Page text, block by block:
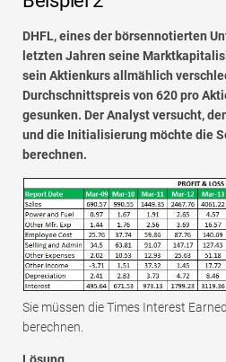
DHFL, eines der börsennotierten
letzten Jahren seine
sein Aktienkurs allmählich
Durchschnittspreis von 620 pro
gesunken. Der Analyst versucht,
und die Initialisierung möchte die
berechnen.
Sie müssen die Times Interest
berechnen.